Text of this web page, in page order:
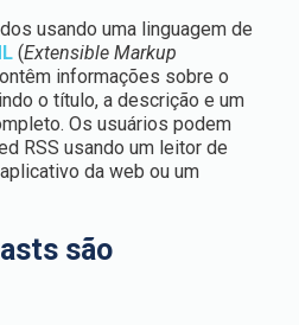
usando uma linguagem de
(Extensible Markup
informações sobre o
o título, a descrição e um
Os usuários podem
RSS usando um leitor de
da web ou um
são